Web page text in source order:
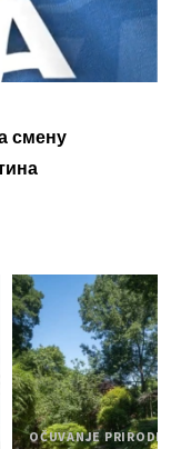
смену
OČUVANJE PRIRODE